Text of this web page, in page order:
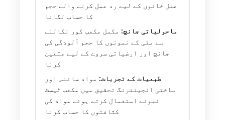
عمل خانوں کے لیے رد عمل کرنے والے حجم
کا حساب لگانا
ماحولیاتی جانچ: مکمل مکعب کور نکالنے
سے مٹی کے نمونوں کا حجم آلودگی کی
جانچ اور ارضیاتی سروے کے لیے متعین
کرنا
طبعیات کے تجربات: مواد سائنس اور
ساختی انجینئرنگ تحقیق میں مکعب ٹیسٹ
نمونے استعمال کرتے ہوئے مواد کی
کثافتوں کا حساب کرنا